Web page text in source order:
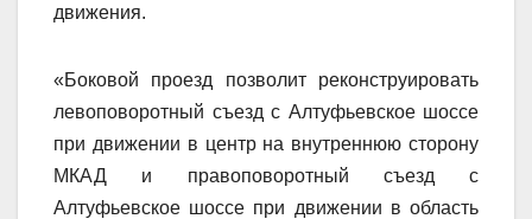
движения.
«Боковой проезд позволит реконструировать
левоповоротный съезд с Алтуфьевское шоссе
при движении в центр на внутреннюю сторону
МКАД и правоповоротный съезд с
Алтуфьевское шоссе при движении в область